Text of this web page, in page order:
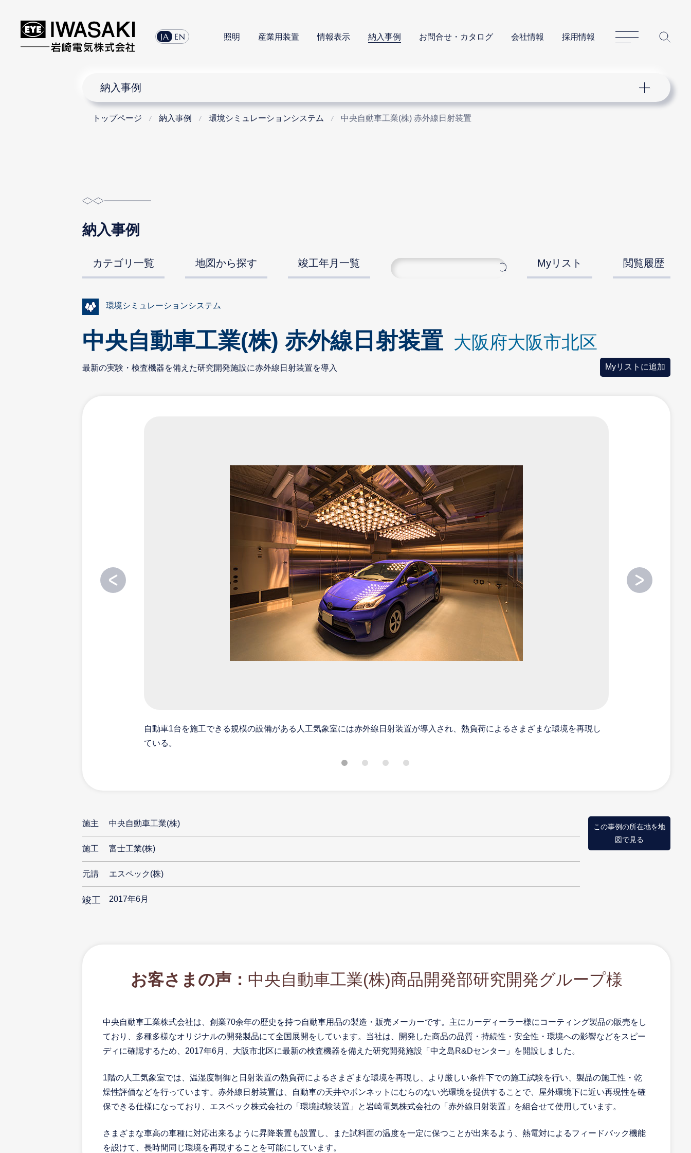
JA EN 照明 産業用装置 情報表示 納入事例 お問合せ・カタログ 会社情報 採用情報
サイトマップ
納入事例
トップページ 納入事例 環境シミュレーションシステム 中央自動車工業(株) 赤外線日射装置
納入事例
カテゴリ一覧 地図から探す 竣工年月一覧 Myリスト 閲覧履歴
環境シミュレーションシステム
中央自動車工業(株) 赤外線日射装置 大阪府大阪市北区
最新の実験・検査機器を備えた研究開発施設に赤外線日射装置を導入 Myリストに追加
自動車1台を施工できる規模の設備がある人工気象室には赤外線日射装置が導入され、熱負荷によるさまざまな環境を再現し
ている。
施主 中央自動車工業(株)
施工 富士工業(株)
元請 エスペック(株)
竣工 2017年6月
この事例の所在地を地
図で見る
お客さまの声： 中央自動車工業(株)商品開発部研究開発グループ様
中央自動車工業株式会社は、創業70余年の歴史を持つ自動車用品の製造・販売メーカーです。主にカーディーラー様にコーティング製品の販売をし
ており、多種多様なオリジナルの開発製品にて全国展開をしています。当社は、開発した商品の品質・持続性・安全性・環境への影響などをスピー
ディに確認するため、2017年6月、大阪市北区に最新の検査機器を備えた研究開発施設「中之島R&Dセンター」を開設しました。
1階の人工気象室では、温湿度制御と日射装置の熱負荷によるさまざまな環境を再現し、より厳しい条件下での施工試験を行い、製品の施工性・乾
燥性評価などを行っています。赤外線日射装置は、自動車の天井やボンネットにむらのない光環境を提供することで、屋外環境下に近い再現性を確
保できる仕様になっており、エスペック株式会社の「環境試験装置」と岩崎電気株式会社の「赤外線日射装置」を組合せて使用しています。
さまざまな車高の車種に対応出来るように昇降装置も設置し、また試料面の温度を一定に保つことが出来るよう、熱電対によるフィードバック機能
を設けて、長時間同じ環境を再現することを可能にしています。